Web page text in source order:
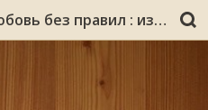
Коржов, Д. В. Любовь без правил : избранные стихотворения / Дмитрий Коржов. - Мурманск : [б. и.] ; Полярный : Опимах, 2009. - 128, [1] с. : ил., портр.